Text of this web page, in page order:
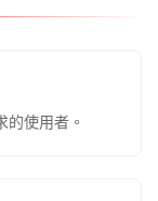
的使用者。